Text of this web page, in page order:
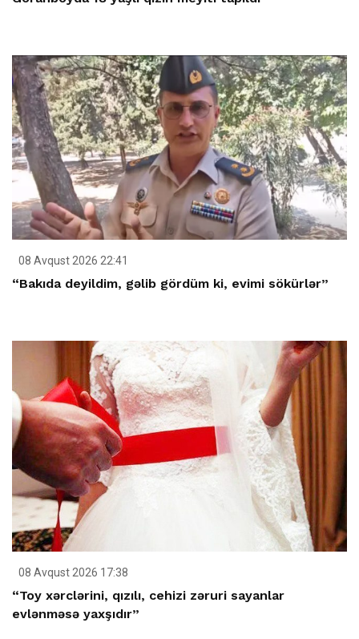
08 Avqust 2026 22:41
“Bakıda deyildim, gəlib gördüm ki, evimi sökürlər”
08 Avqust 2026 17:38
“Toy xərclərini, qızılı, cehizi zəruri sayanlar
evlənməsə yaxşıdır”